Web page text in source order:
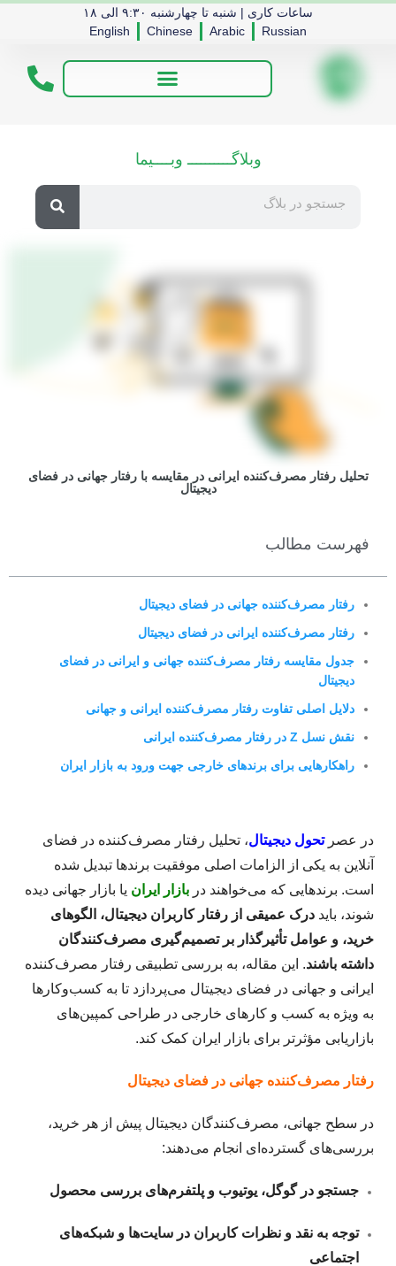
ساعات کاری | شنبه تا چهارشنبه ۹:۳۰ الی ۱۸
Russian
Arabic
Chinese
English
وبلاگــــــــــ وبــــیما
تحلیل رفتار مصرف‌کننده ایرانی در مقایسه با رفتار جهانی در فضای
دیجیتال
فهرست مطالب
رفتار مصرف‌کننده جهانی در فضای دیجیتال
رفتار مصرف‌کننده ایرانی در فضای دیجیتال
جدول مقایسه رفتار مصرف‌کننده جهانی و ایرانی در فضای
دیجیتال
دلایل اصلی تفاوت رفتار مصرف‌کننده ایرانی و جهانی
نقش نسل Z در رفتار مصرف‌کننده ایرانی
راهکارهایی برای برندهای خارجی جهت ورود به بازار ایران
در عصرتحول دیجیتال، تحلیل رفتار مصرف‌کننده در فضای
آنلاین به یکی از الزامات اصلی موفقیت برندها تبدیل شده
است. برندهایی که می‌خواهند در بازار ایران یا بازار جهانی دیده
شوند، باید درک عمیقی از رفتار کاربران دیجیتال، الگوهای
خرید، و عوامل تأثیرگذار بر تصمیم‌گیری مصرف‌کنندگان
داشته باشند. این مقاله، به بررسی تطبیقی رفتار مصرف‌کننده
ایرانی و جهانی در فضای دیجیتال می‌پردازد تا به کسب‌وکارها
به ویژه به کسب و کارهای خارجی در طراحی کمپین‌های
بازاریابی مؤثرتر برای بازار ایران کمک کند.
رفتار مصرف‌کننده جهانی در فضای دیجیتال
در سطح جهانی، مصرف‌کنندگان دیجیتال پیش از هر خرید،
بررسی‌های گسترده‌ای انجام می‌دهند:
جستجو در گوگل، یوتیوب و پلتفرم‌های بررسی محصول
توجه به نقد و نظرات کاربران در سایت‌ها و شبکه‌های
اجتماعی